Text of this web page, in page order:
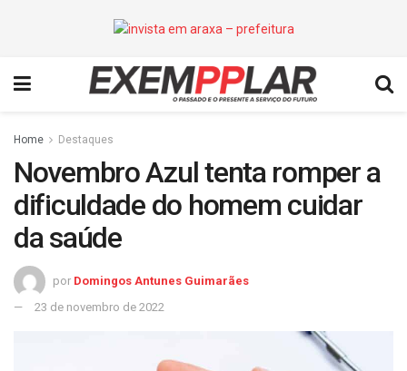
Home Destaques
Novembro Azul tenta romper a
dificuldade do homem cuidar
da saúde
por Domingos Antunes Guimarães
23 de novembro de 2022